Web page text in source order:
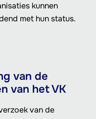
kunnen
met hun status.
van de
van het VK
van de